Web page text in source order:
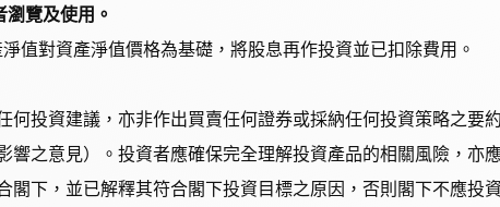
覽及使用。
值對資產淨值價格為基礎，將股息再作投資並已扣除費用。
何投資建議，亦非作出買賣任何證券或採納任何投資策略之要
之意見）。投資者應確保完全理解投資產品的相關風險，亦
下，並已解釋其符合閣下投資目標之原因，否則閣下不應投